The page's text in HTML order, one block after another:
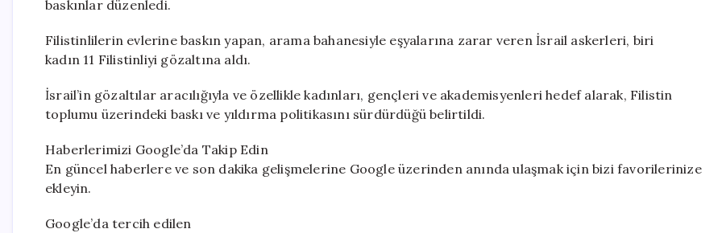
sivil
gözaltına
baskınlar düzenledi.
Filistinlilerin evlerine baskın yapan, arama bahanesiyle eşyalarına zarar veren İsrail askerleri, biri
kadın 11 Filistinliyi gözaltına aldı.
İsrail’in gözaltılar aracılığıyla ve özellikle kadınları, gençleri ve akademisyenleri hedef alarak, Filistin
toplumu üzerindeki baskı ve yıldırma politikasını sürdürdüğü belirtildi.
Haberlerimizi Google’da Takip Edin
En güncel haberlere ve son dakika gelişmelerine Google üzerinden anında ulaşmak için bizi favorilerinize
ekleyin.
Google’da tercih edilen